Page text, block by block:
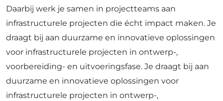
Daarbij werk je samen in projectteams aan
infrastructurele projecten die écht impact maken. Je
draagt bij aan duurzame en innovatieve oplossingen
voor infrastructurele projecten in ontwerp-,
voorbereiding- en uitvoeringsfase. Je draagt bij aan
duurzame en innovatieve oplossingen voor
infrastructurele projecten in ontwerp-,